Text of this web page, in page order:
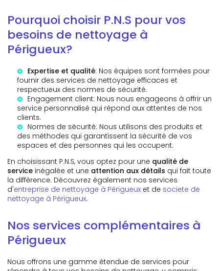
Pourquoi choisir P.N.S pour vos
besoins de nettoyage à
Périgueux?
Expertise et qualité: Nos équipes sont formées pour
fournir des services de nettoyage efficaces et
respectueux des normes de sécurité.
Engagement client: Nous nous engageons à offrir un
service personnalisé qui répond aux attentes de nos
clients.
Normes de sécurité: Nous utilisons des produits et
des méthodes qui garantissent la sécurité de vos
espaces et des personnes qui les occupent.
En choisissant P.N.S, vous optez pour une qualité de
service inégalée et une attention aux détails qui fait toute
la différence. Découvrez également nos services
d'entreprise de nettoyage à Périgueux et de societe de
nettoyage à Périgueux.
Nos services complémentaires à
Périgueux
Nous offrons une gamme étendue de services pour